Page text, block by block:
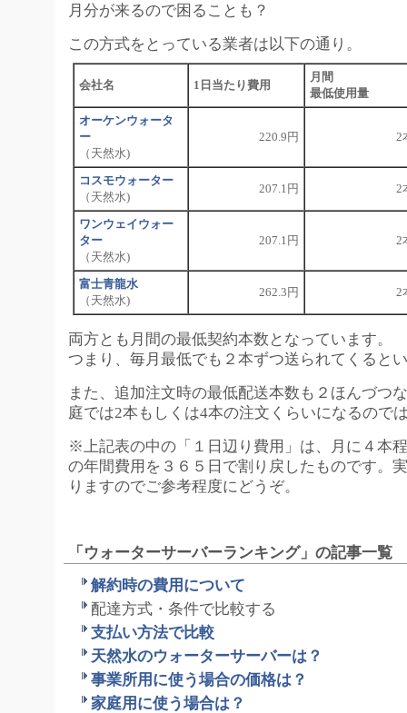
月分が来るので困ることも？
この方式をとっている業者は以下の通り。
会社名 1日当たり費用
月間
最低使用量
オーケンウォータ
ー
（天然水)
220.9円 2
コスモウォーター
（天然水)
207.1円 2
ワンウェイウォー
ター
（天然水)
207.1円 2
富士青龍水
（天然水)
262.3円 2
両方とも月間の最低契約本数となっています。
つまり、毎月最低でも２本ずつ送られてくると
また、追加注文時の最低配送本数も２ほんづつ
庭では2本もしくは4本の注文くらいになるので
※上記表の中の「１日辺り費用」は、月に４本
の年間費用を３６５日で割り戻したものです。
りますのでご参考程度にどうぞ。
「ウォーターサーバーランキング」の記事一覧
解約時の費用について
配達方式・条件で比較する
支払い方法で比較
天然水のウォーターサーバーは？
事業所用に使う場合の価格は？
家庭用に使う場合は？